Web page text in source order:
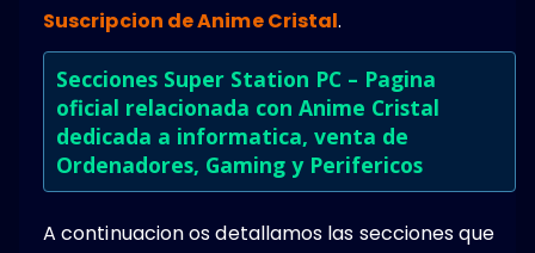
Suscripcion de Anime Cristal.
Secciones Super Station PC – Pagina
oficial relacionada con Anime Cristal
dedicada a informatica, venta de
Ordenadores, Gaming y Perifericos
A continuacion os detallamos las secciones que